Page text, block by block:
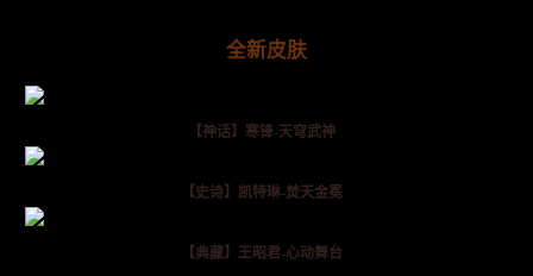
全新皮肤
【神话】寒锋-天穹武神
【史诗】凯特琳-焚天金冕
【典藏】王昭君-心动舞台